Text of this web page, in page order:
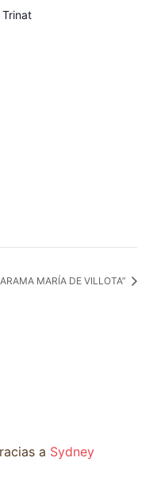
MARÍA DE VILLOTA”
a Sydney